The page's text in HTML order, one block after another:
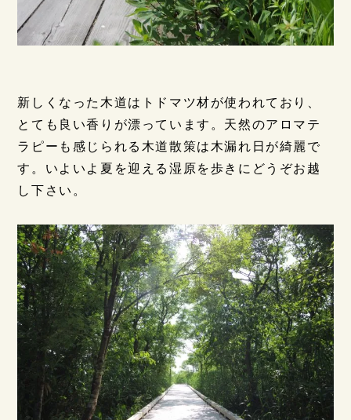
新しくなった木道はトドマツ材が使われており、
とても良い香りが漂っています。天然のアロマテ
ラピーも感じられる木道散策は木漏れ日が綺麗で
す。いよいよ夏を迎える湿原を歩きにどうぞお越
し下さい。